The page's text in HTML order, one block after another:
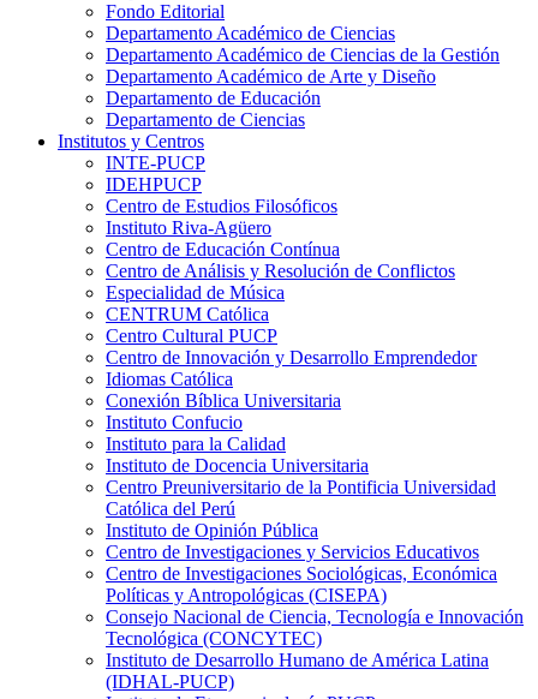
Fondo Editorial
Departamento Académico de Ciencias
Departamento Académico de Ciencias de la Gestión
Departamento Académico de Arte y Diseño
Departamento de Educación
Departamento de Ciencias
Institutos y Centros
INTE-PUCP
IDEHPUCP
Centro de Estudios Filosóficos
Instituto Riva-Agüero
Centro de Educación Contínua
Centro de Análisis y Resolución de Conflictos
Especialidad de Música
CENTRUM Católica
Centro Cultural PUCP
Centro de Innovación y Desarrollo Emprendedor
Idiomas Católica
Conexión Bíblica Universitaria
Instituto Confucio
Instituto para la Calidad
Instituto de Docencia Universitaria
Centro Preuniversitario de la Pontificia Universidad
Católica del Perú
Instituto de Opinión Pública
Centro de Investigaciones y Servicios Educativos
Centro de Investigaciones Sociológicas, Económica
Políticas y Antropológicas (CISEPA)
Consejo Nacional de Ciencia, Tecnología e Innovación
Tecnológica (CONCYTEC)
Instituto de Desarrollo Humano de América Latina
(IDHAL-PUCP)